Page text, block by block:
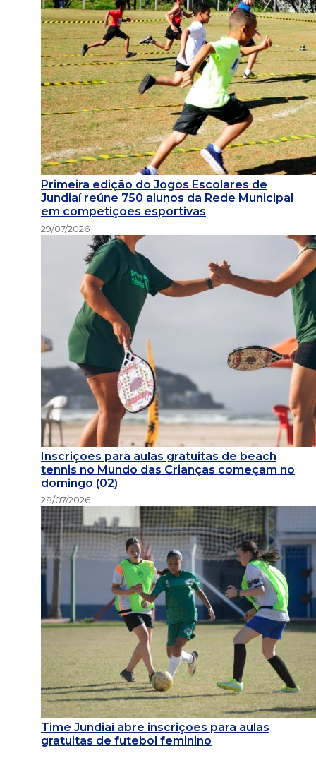
Primeira edição do Jogos Escolares de
Jundiaí reúne 750 alunos da Rede Municipal
em competições esportivas
29/07/2026
Inscrições para aulas gratuitas de beach
tennis no Mundo das Crianças começam no
domingo (02)
28/07/2026
Time Jundiaí abre inscrições para aulas
gratuitas de futebol feminino